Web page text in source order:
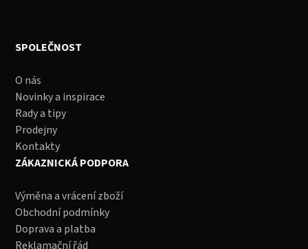
SPOLEČNOST
O nás
Novinky a inspirace
Rady a tipy
Prodejny
Kontakty
ZÁKAZNICKÁ PODPORA
Výměna a vrácení zboží
Obchodní podmínky
Doprava a platba
Reklamační řád